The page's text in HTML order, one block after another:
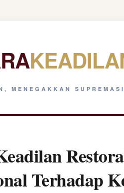
MENEGAKKAN
Terhadap